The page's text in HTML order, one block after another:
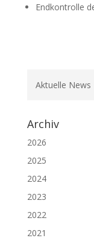
Endkontrolle
Aktuelle News
Archiv
2026
2025
2024
2023
2022
2021